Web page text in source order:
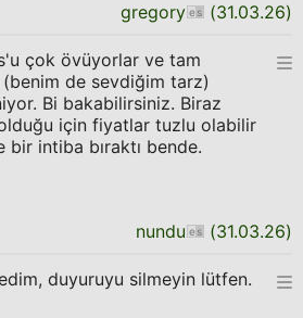
gregory (31.03.26)
çok övüyorlar ve tam
de sevdiğim tarz)
Bi bakabilirsiniz. Biraz
için fiyatlar tuzlu olabilir
bir intiba bıraktı bende.
nundu (31.03.26)
duyuruyu silmeyin lütfen.